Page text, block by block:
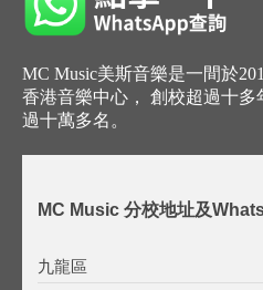
MC Music美斯音樂是一間於
香港音樂中心， 創校超過十
過十萬多名。
MC Music 分校地址及
九龍區